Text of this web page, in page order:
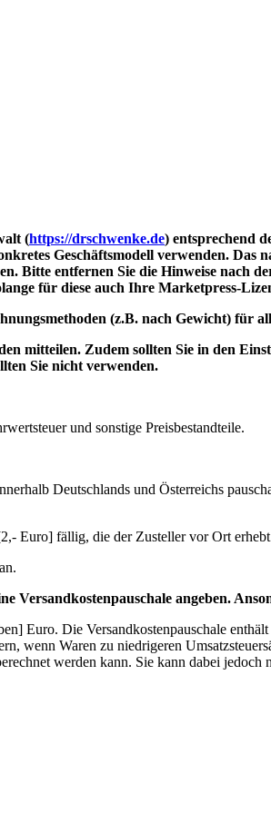
(https://drschwenke.de) entsprechend
Geschäftsmodell verwenden. Das
Bitte entfernen Sie die Hinweise
für diese auch Ihre Marketpress-
(z.B. nach Gewicht) für
mitteilen. Zudem sollten Sie in den
Sie nicht verwenden.
und sonstige Preisbestandteile.
Deutschlands und Österreichs
Euro] fällig, die der Zusteller vor Ort
Versandkostenpauschale angeben.
Euro. Die Versandkostenpauschale
wenn Waren zu niedrigeren
werden kann. Sie kann dabei